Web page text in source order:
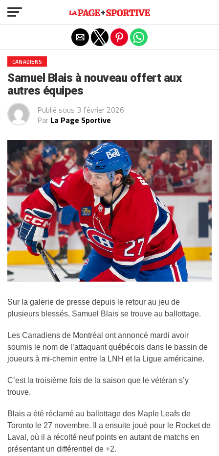
CANADIENS
Samuel Blais à nouveau offert aux
autres équipes
Publié sous 3 février 2026
Par La Page Sportive
Sur la galerie de presse depuis le retour au jeu de
plusieurs blessés, Samuel Blais se trouve au ballottage.
Les Canadiens de Montréal ont annoncé mardi avoir
soumis le nom de l’attaquant québécois dans le bassin de
joueurs à mi-chemin entre la LNH et la Ligue américaine.
C’est la troisième fois de la saison que le vétéran s’y
trouve.
Blais a été réclamé au ballottage des Maple Leafs de
Toronto le 27 novembre. Il a ensuite joué pour le Rocket de
Laval, où il a récolté neuf points en autant de matchs en
présentant un différentiel de +2.
Exit mobile version